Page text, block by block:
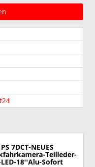
7DCT-NEUES
Teilleder-
18''Alu-Sofort